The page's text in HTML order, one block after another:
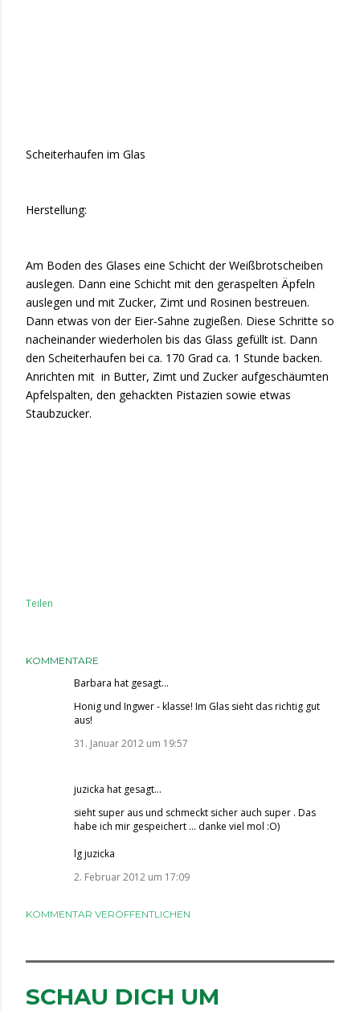
Scheiterhaufen im Glas
Herstellung:
Am Boden des Glases eine Schicht der Weißbrotscheiben
auslegen. Dann eine Schicht mit den geraspelten Äpfeln
auslegen und mit Zucker, Zimt und Rosinen bestreuen.
Dann etwas von der Eier-Sahne zugießen. Diese Schritte so
nacheinander wiederholen bis das Glass gefüllt ist. Dann
den Scheiterhaufen bei ca. 170 Grad ca. 1 Stunde backen.
Anrichten mit in Butter, Zimt und Zucker aufgeschäumten
Apfelspalten, den gehackten Pistazien sowie etwas
Staubzucker.
Teilen
KOMMENTARE
Barbara hat gesagt…
Honig und Ingwer - klasse! Im Glas sieht das richtig gut
aus!
31. Januar 2012 um 19:57
juzicka hat gesagt…
sieht super aus und schmeckt sicher auch super . Das
habe ich mir gespeichert ... danke viel mol :O)
lg juzicka
2. Februar 2012 um 17:09
KOMMENTAR VERÖFFENTLICHEN
SCHAU DICH UM